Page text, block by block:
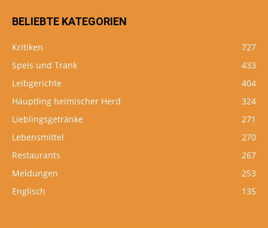
BELIEBTE KATEGORIEN
Kritiken
727
Speis und Trank
433
Leibgerichte
404
Häuptling heimischer Herd
324
Lieblingsgetränke
271
Lebensmittel
270
Restaurants
267
Meldungen
253
Englisch
135